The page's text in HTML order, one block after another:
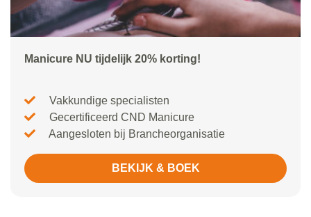
Manicure NU tijdelijk 20% korting!
Vakkundige specialisten
Gecertificeerd CND Manicure
Aangesloten bij Brancheorganisatie
BEKIJK & BOEK